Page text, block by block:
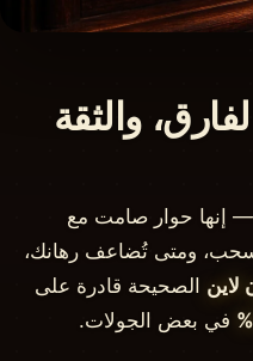
والثقة
إنها حوار صامت مع
ومتى تُضاعف رهانك،
لاين الصحيحة قادرة على
في بعض الجولات.